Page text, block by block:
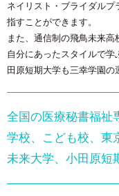
ネイリスト・ブライダルプ
指すことができます。
また、通信制の飛鳥未来
自分にあったスタイルで
田原短期大学も三幸学園の
全国の医療秘書福祉
学校、こども校、東
未来大学、小田原短